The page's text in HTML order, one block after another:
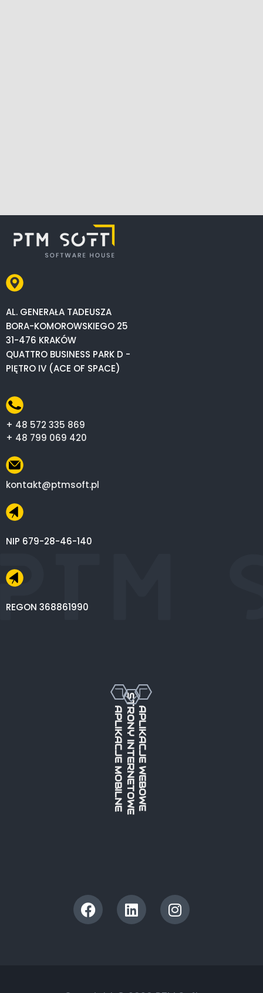
AL. GENERAŁA TADEUSZA
BORA-KOMOROWSKIEGO 25
31-476 KRAKÓW
QUATTRO BUSINESS PARK D -
PIĘTRO IV (ACE OF SPACE)
+ 48 572 335 869
+ 48 799 069 420
kontakt@ptmsoft.pl
NIP 679-28-46-140
REGON 368861990
APLIKACJE MOBILNESTRONY INTERNETOWEAPLIKACJE WEBOWE